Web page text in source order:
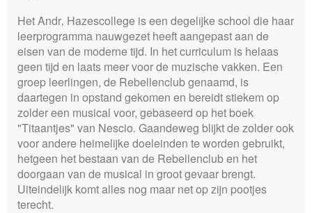
Het Andr‚ Hazescollege is een degelijke school die haar
leerprogramma nauwgezet heeft aangepast aan de
eisen van de moderne tijd. In het curriculum is helaas
geen tijd en laats meer voor de muzische vakken. Een
groep leerlingen, de Rebellenclub genaamd, is
daartegen in opstand gekomen en bereidt stiekem op
zolder een musical voor, gebaseerd op het boek
"Titaantjes" van Nescio. Gaandeweg blijkt de zolder ook
voor andere heimelijke doeleinden te worden gebruikt,
hetgeen het bestaan van de Rebellenclub en het
doorgaan van de musical in groot gevaar brengt.
Uiteindelijk komt alles nog maar net op zijn pootjes
terecht.